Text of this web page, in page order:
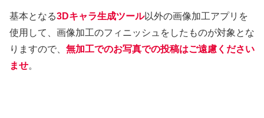
基本となる3Dキャラ生成ツール以外の画像加工アプリを
使用して、画像加工のフィニッシュをしたものが対象とな
りますので、 無加工でのお写真での投稿はご遠慮ください
ませ。